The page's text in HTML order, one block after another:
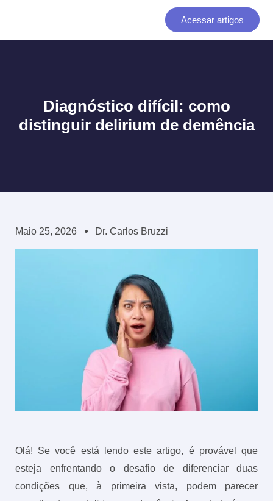
o
Acessar artigos
Diagnóstico difícil: como
distinguir delirium de demência
Maio 25, 2026 Dr. Carlos Bruzzi
Olá! Se você está lendo este artigo, é provável que
esteja enfrentando o desafio de diferenciar duas
condições que, à primeira vista, podem parecer